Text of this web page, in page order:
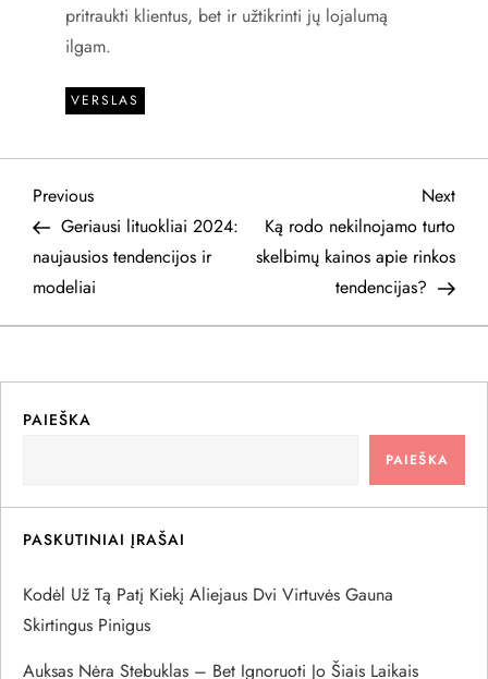
pritraukti klientus, bet ir užtikrinti jų lojalumą
ilgam.
VERSLAS
N
a
v
g
c
j
a
Previous
Post
Previous
Geriausi lituokliai 2024:
naujausios tendencijos ir
modeliai
Next
Post
Next
Ką rodo nekilnojamo turto
skelbimų kainos apie rinkos
tendencijas?
PAIEŠKA
PAIEŠKA
PASKUTINIAI ĮRAŠAI
Kodėl Už Tą Patį Kiekį Aliejaus Dvi Virtuvės Gauna
Skirtingus Pinigus
Auksas Nėra Stebuklas – Bet Ignoruoti Jo Šiais Laikais